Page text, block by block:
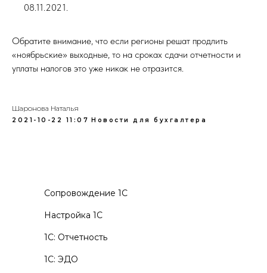
08.11.2021.
Обратите внимание, что если регионы решат продлить
«ноябрьские» выходные, то на сроках сдачи отчетности и
уплаты налогов это уже никак не отразится.
Шаронова Наталья
2021-10-22 11:07 Новости для бухгалтера
Сопровождение 1С
Настройка 1С
1С: Отчетность
1С: ЭДО